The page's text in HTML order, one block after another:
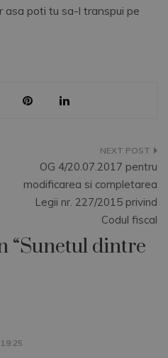
asa poti tu sa-l transpui pe
OG 4/20.07.2017 pentru
modificarea si completarea
Legii nr. 227/2015 privind
Codul fiscal
“Sunetul dintre